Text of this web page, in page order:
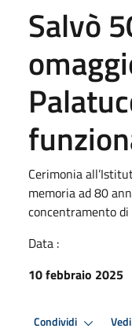
Salvò
Cerimonia
memoria ad 80
concentramento di
Data :
10 febbraio 2025
Condividi